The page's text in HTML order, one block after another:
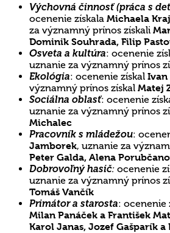
Výchovná činnosť (práca s
ocenenie získala Michaela
za významný prínos získali
Dominik Souhrada, Filip
Osveta a kultúra: ocenenie
uznanie za významný prínos
Ekológia: ocenenie získal Ivan
významný prínos získal Matej
Sociálna oblasť: ocenenie
uznanie za významný prínos
Michalec
Pracovník s mládežou:
Jamborek, uznanie za
Peter Galda, Alena
Dobrovoľný hasič: ocenenie
uznanie za významný prínos
Tomáš Vančík
Primátor a starosta: ocenenie
Milan Panáček a František
Karol Janas, Jozef Gašparík